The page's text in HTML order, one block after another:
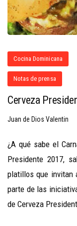
Cocina Dominicana
Notas de prensa
Cerveza
Juan de Dios Valentin
¿A qué sabe el
Presidente 2017,
platillos que invitan
parte de las
de Cerveza